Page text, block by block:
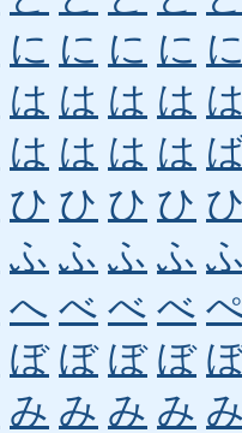
に に に に
は は は は
は は は は
ひ ひ ひ ひ
ふ ふ ふ ふ
へ べ べ べ
ぼ ぼ ぼ ぼ
み み み み